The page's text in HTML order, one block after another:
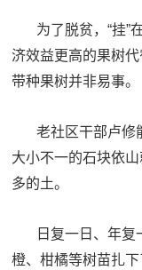
人
务
文
为了脱贫，“挂”
济效益更高的果树
带种果树并非易事。
老社区干部卢修
大小不一的石块依
多的土。
日复一日、年复
橙、柑橘等树苗扎